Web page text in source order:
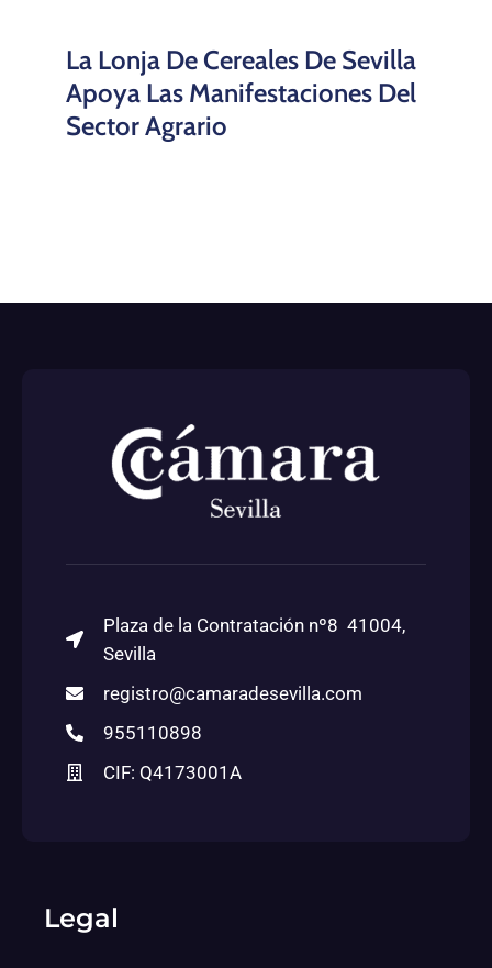
La Lonja De Cereales De Sevilla
Apoya Las Manifestaciones Del
Sector Agrario
Plaza de la Contratación nº8 41004,
Sevilla
registro@camaradesevilla.com
955110898
CIF: Q4173001A
Legal